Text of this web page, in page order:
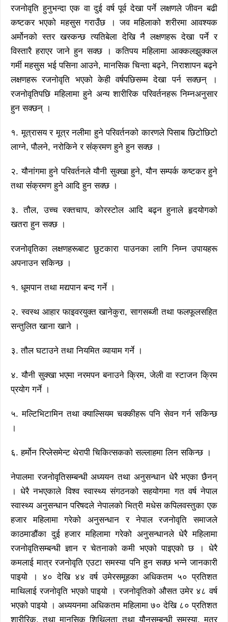
रजनोवृति हुनुभन्दा एक वा दुई वर्ष पूर्व देखा पर्ने लक्षणले जीवन बढी
कष्टकर भएको महसुस गराउँछ । जव महिलाको शरीरमा आवश्यक
अर्मोनको स्तर खस्कन्छ त्यतिबेला देखि नै लक्षणहरू देखा पर्ने र
विस्तारै हराएर जाने हुन सक्छ । कतिपय महिलामा आक्कलझुक्कल
गर्मी महसुस भई पसिना आउने, मानसिक चिन्ता बढ्ने, निराशापन बढ्ने
लक्षणहरू रजनोवृति भएको केही वर्षपछिसम्म देखा पर्न सक्छन् ।
रजनोवृतिपछि महिलामा हुने अन्य शारीरिक परिवर्तनहरू निम्नअनुसार
हुन सक्छन् ।
१. मूत्रासय र मूत्र नलीमा हुने परिवर्तनको कारणले पिसाब छिटोछिटो
लाग्ने, पौलने, नरोकिने र संंक्रमण हुने हुन सक्छ ।
२. यौनांगमा हुने परिवर्तनले यौनी सुक्खा हुने, यौन सम्पर्क कष्टकर हुने
तथा संंक्रमण हुने आदि हुन सक्छ ।
३. तौल, उच्च रक्तचाप, कोरस्टोल आदि बढ्न हुनाले हृदयोगको
खतरा हुन सक्छ ।
रजनोवृतिका लक्षणहरूबाट छुटकारा पाउनका लागि निम्न उपायहरू
अपनाउन सकिन्छ ।
१. धूमपान तथा मद्यपान बन्द गर्ने ।
२. स्वस्थ आहार फाइवरयुक्त खानेकुरा, सागसब्जी तथा फलफूलसहित
सन्तुलित खाना खाने ।
३. तौल घटाउने तथा नियमित व्यायाम गर्ने ।
४. यौनी सुक्खा भएमा नरमपन बनाउने क्रिम, जेली वा स्टाजन क्रिम
प्रयोग गर्ने ।
५. मल्टिभिटामिन तथा क्याल्सियम चक्कीहरू पनि सेवन गर्न सकिन्छ
।
६. हर्मोन रिप्लेसमेन्ट थेरापी चिकित्सकको सल्लाहमा लिन सकिन्छ ।
नेपालमा रजनोवृतिसम्बन्धी अध्ययन तथा अनुसन्धान धेरै भएका छैनन्
। धेरै नभएकाले विश्व स्वास्थ्य संगठनको सहयोगमा गत वर्ष नेपाल
स्वास्थ्य अनुसन्धान परिषदले नेपालको भित्री मधेस कपिलवस्तुका एक
हजार महिलामा गरेको अनुसन्धान र नेपाल रजनोवृति समाजले
काठमाडौंका दुई हजार महिलामा गरेको अनुसन्धानले धेरै महिलामा
रजनोवृतिसम्बन्धी ज्ञान र चेतनाको कमी भएको पाइएको छ । धेरै
कमलाई मात्र रजनोवृति एउटा समस्या पनि हुन सक्छ भन्ने जानकारी
पाइयो । ४० देखि ४४ वर्ष उमेरसमूहका अधिकतम ५० प्रतिशत
माथिलाई रजनोवृति भएको पाइयो । रजनोवृतिको औसत उमेर ४८ वर्ष
भएको पाइयो । अध्ययनमा अधिकतम महिलामा ७० देखि ८० प्रतिशत
शारीरिक, तथा मानसिक शिथिलता तथा यौनसम्बन्धी समस्या, मूत्र